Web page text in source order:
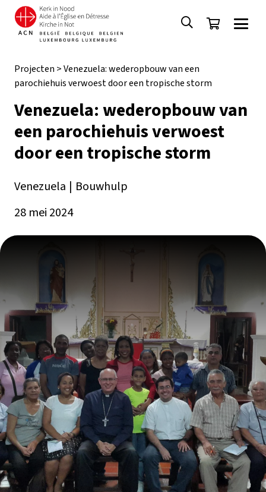
Projecten >Venezuela: wederopbouw van een
parochiehuis verwoest door een tropische storm
Venezuela: wederopbouw van
een parochiehuis verwoest
door een tropische storm
Venezuela | Bouwhulp
28 mei 2024